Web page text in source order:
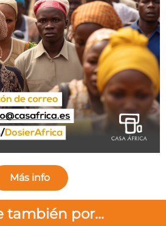
Más info
también por...